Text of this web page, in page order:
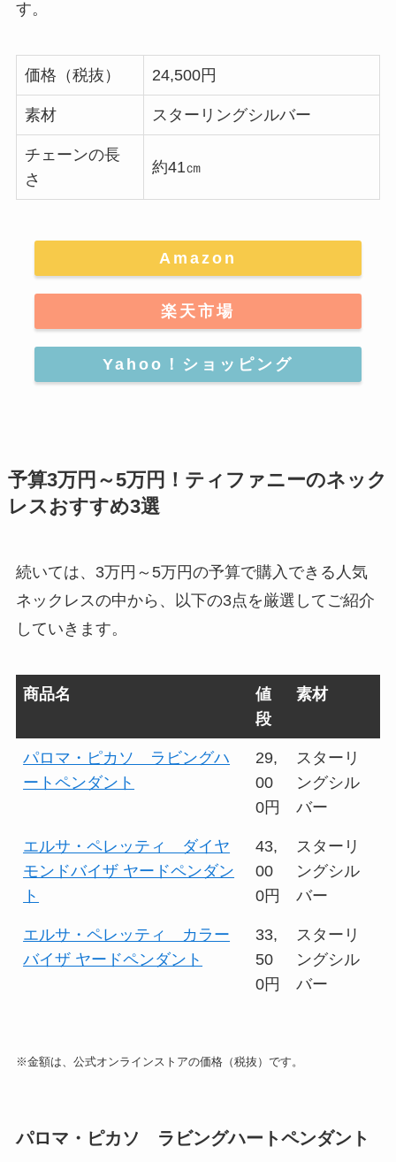
す。
価格（税抜） 24,500円
素材 スターリングシルバー
チェーンの長
さ
約41㎝
Amazon
楽天市場
Yahoo！ショッピング
予算3万円～5万円！ティファニーのネック
レスおすすめ3選
続いては、3万円～5万円の予算で購入できる人気
ネックレスの中から、以下の3点を厳選してご紹介
していきます。
商品名
値
段
素材
パロマ・ピカソ ラビングハ
ートペンダント
29,
00
0円
スターリ
ングシル
バー
エルサ・ペレッティ ダイヤ
モンドバイザ ヤードペンダン
ト
43,
00
0円
スターリ
ングシル
バー
エルサ・ペレッティ カラー
バイザ ヤードペンダント
33,
50
0円
スターリ
ングシル
バー
※金額は、公式オンラインストアの価格（税抜）です。
パロマ・ピカソ ラビングハートペンダント